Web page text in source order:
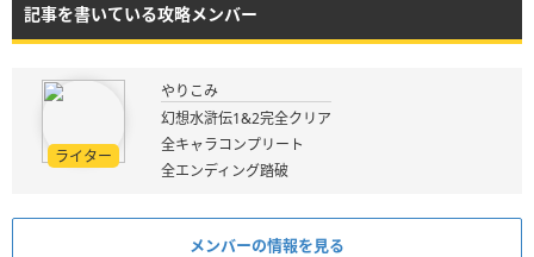
記事を書いている攻略メンバー
ライター
やりこみ
幻想水滸伝1&2完全クリア
全キャラコンプリート
全エンディング踏破
メンバーの情報を見る